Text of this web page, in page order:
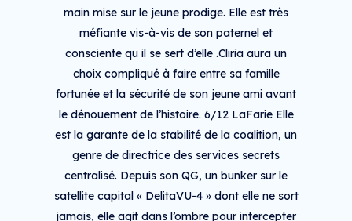
main mise sur le jeune prodige. Elle est très
méfiante vis-à-vis de son paternel et
consciente qu il se sert d’elle .Cliria aura un
choix compliqué à faire entre sa famille
fortunée et la sécurité de son jeune ami avant
le dénouement de l’histoire. 6/12 LaFarie Elle
est la garante de la stabilité de la coalition, un
genre de directrice des services secrets
centralisé. Depuis son QG, un bunker sur le
satellite capital « DelitaVU-4 » dont elle ne sort
jamais, elle agit dans l’ombre pour intercepter